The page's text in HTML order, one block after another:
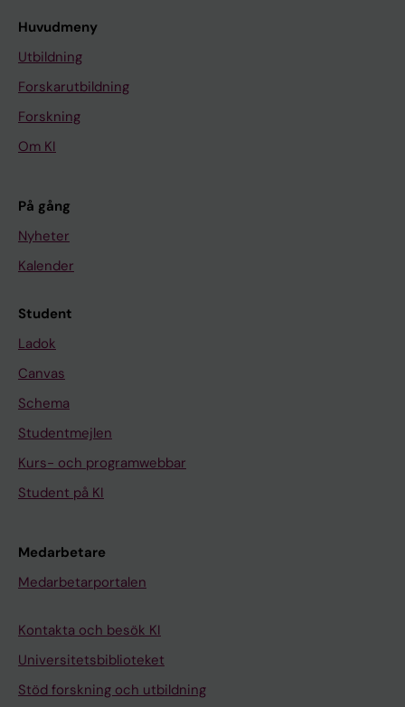
Huvudmeny
Utbildning
Forskarutbildning
Forskning
Om KI
På gång
Nyheter
Kalender
Student
Ladok
Canvas
Schema
Studentmejlen
Kurs- och programwebbar
Student på KI
Medarbetare
Medarbetarportalen
Kontakta och besök KI
Universitetsbiblioteket
Stöd forskning och utbildning